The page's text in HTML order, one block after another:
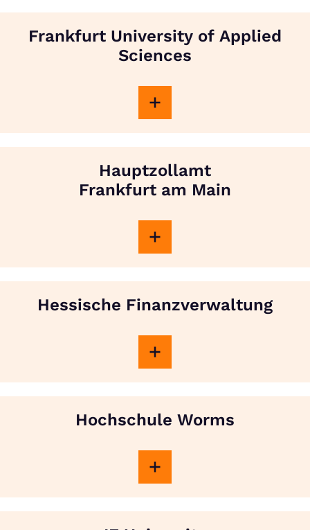
Frankfurt University of Applied
Sciences
Hauptzollamt
Frankfurt am Main
Hessische Finanzverwaltung
Hochschule Worms